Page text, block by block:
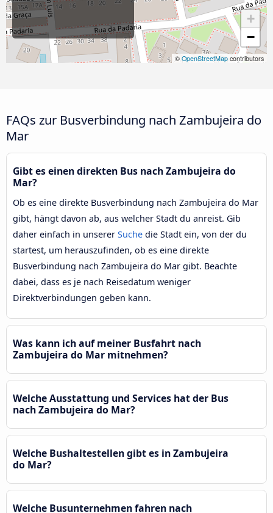
+
−
©OpenStreetMap contributors
FAQs zur Busverbindung nach Zambujeira do
Mar
Gibt es einen direkten Bus nach Zambujeira do
Mar?
Ob es eine direkte Busverbindung nach Zambujeira do Mar
gibt, hängt davon ab, aus welcher Stadt du anreist. Gib
daher einfach in unserer Suche die Stadt ein, von der du
startest, um herauszufinden, ob es eine direkte
Busverbindung nach Zambujeira do Mar gibt. Beachte
dabei, dass es je nach Reisedatum weniger
Direktverbindungen geben kann.
Was kann ich auf meiner Busfahrt nach
Zambujeira do Mar mitnehmen?
Welche Ausstattung und Services hat der Bus
nach Zambujeira do Mar?
Welche Bushaltestellen gibt es in Zambujeira
do Mar?
Welche Busunternehmen fahren nach